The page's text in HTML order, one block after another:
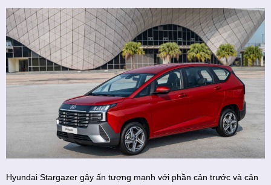
Hyundai Stargazer gây ấn tượng mạnh với phần cản trước và cản